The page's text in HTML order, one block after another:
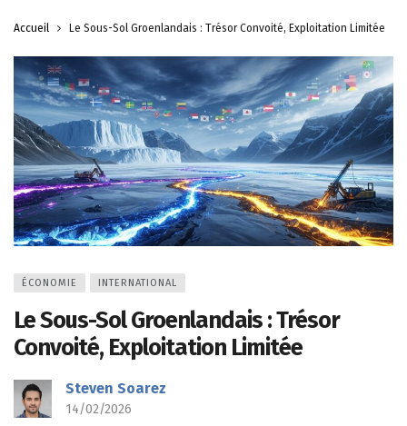
Accueil Le Sous-Sol Groenlandais : Trésor Convoité, Exploitation Limitée
ÉCONOMIE INTERNATIONAL
Le Sous-Sol Groenlandais : Trésor
Convoité, Exploitation Limitée
Steven Soarez
14/02/2026